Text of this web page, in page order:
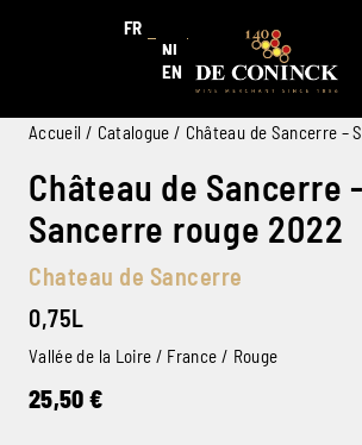
FR
NL
EN
Accueil / Catalogue / Château de Sancerre –
Château de Sancerre -
Sancerre rouge 2022
Chateau de Sancerre
0,75L
Vallée de la Loire / France / Rouge
25,50 €